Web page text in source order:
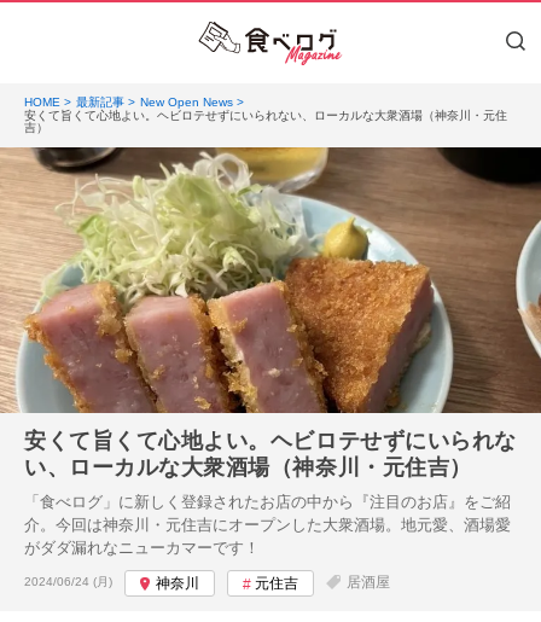
HOME 最新記事
New Open News
安くて旨くて心地よい。ヘビロテせずにいられない、ローカルな大衆酒場（神奈川・元住
吉）
安くて旨くて心地よい。ヘビロテせずにいられな
い、ローカルな大衆酒場（神奈川・元住吉）
「食べログ」に新しく登録されたお店の中から『注目のお店』をご紹
介。今回は神奈川・元住吉にオープンした大衆酒場。地元愛、酒場愛
がダダ漏れなニューカマーです！
投稿日:
2024/06/24 (月) 神奈川 元住吉 居酒屋